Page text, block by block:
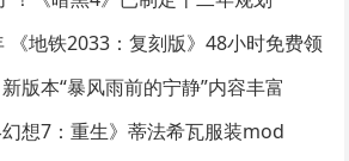
《地铁2033：复刻版》48小时免费领
版本“暴风雨前的宁静”内容丰富
想7：重生》蒂法希瓦服装mod